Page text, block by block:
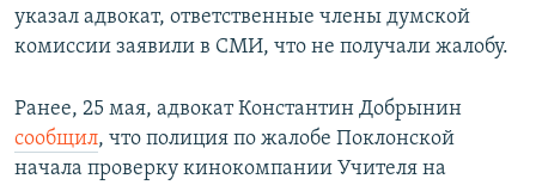
указал адвокат, ответственные члены думской
комиссии заявили в СМИ, что не получали жалобу.
Ранее, 25 мая, адвокат Константин Добрынин
сообщил, что полиция по жалобе Поклонской
начала проверку кинокомпании Учителя на